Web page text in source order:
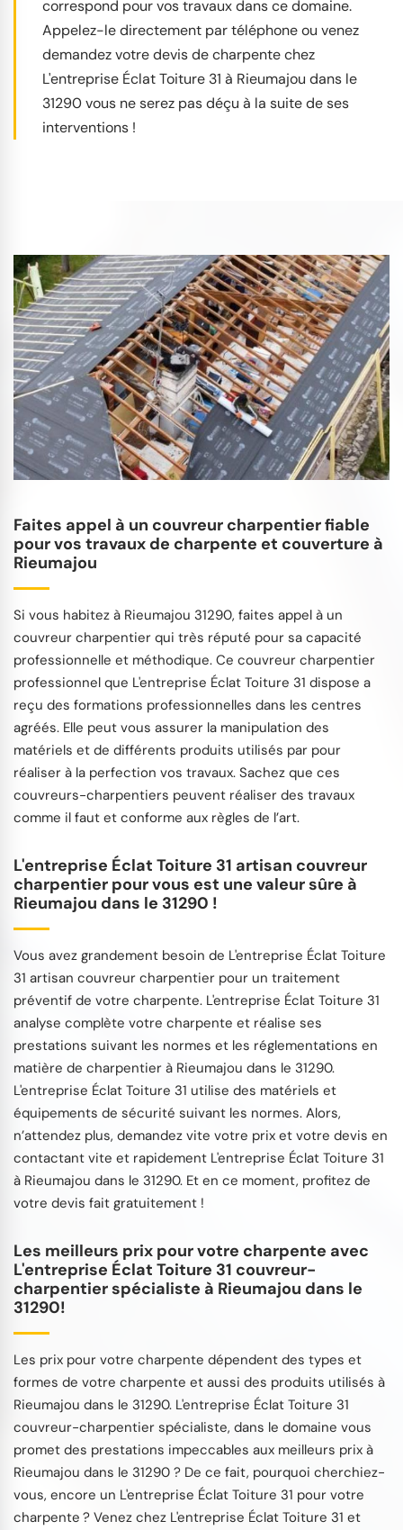
correspond pour vos travaux dans ce domaine.
Appelez-le directement par téléphone ou venez
demandez votre devis de charpente chez
L'entreprise Éclat Toiture 31 à Rieumajou dans le
31290 vous ne serez pas déçu à la suite de ses
interventions !
Faites appel à un couvreur charpentier fiable
pour vos travaux de charpente et couverture à
Rieumajou
Si vous habitez à Rieumajou 31290, faites appel à un
couvreur charpentier qui très réputé pour sa capacité
professionnelle et méthodique. Ce couvreur charpentier
professionnel que L'entreprise Éclat Toiture 31 dispose a
reçu des formations professionnelles dans les centres
agréés. Elle peut vous assurer la manipulation des
matériels et de différents produits utilisés par pour
réaliser à la perfection vos travaux. Sachez que ces
couvreurs-charpentiers peuvent réaliser des travaux
comme il faut et conforme aux règles de l’art.
L'entreprise Éclat Toiture 31 artisan couvreur
charpentier pour vous est une valeur sûre à
Rieumajou dans le 31290 !
Vous avez grandement besoin de L'entreprise Éclat Toiture
31 artisan couvreur charpentier pour un traitement
préventif de votre charpente. L'entreprise Éclat Toiture 31
analyse complète votre charpente et réalise ses
prestations suivant les normes et les réglementations en
matière de charpentier à Rieumajou dans le 31290.
L'entreprise Éclat Toiture 31 utilise des matériels et
équipements de sécurité suivant les normes. Alors,
n’attendez plus, demandez vite votre prix et votre devis en
contactant vite et rapidement L'entreprise Éclat Toiture 31
à Rieumajou dans le 31290. Et en ce moment, profitez de
votre devis fait gratuitement !
Les meilleurs prix pour votre charpente avec
L'entreprise Éclat Toiture 31 couvreur-
charpentier spécialiste à Rieumajou dans le
31290!
Les prix pour votre charpente dépendent des types et
formes de votre charpente et aussi des produits utilisés à
Rieumajou dans le 31290. L'entreprise Éclat Toiture 31
couvreur-charpentier spécialiste, dans le domaine vous
promet des prestations impeccables aux meilleurs prix à
Rieumajou dans le 31290 ? De ce fait, pourquoi cherchiez-
vous, encore un L'entreprise Éclat Toiture 31 pour votre
charpente ? Venez chez L'entreprise Éclat Toiture 31 et